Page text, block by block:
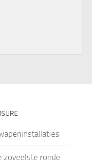
zoveelste ronde